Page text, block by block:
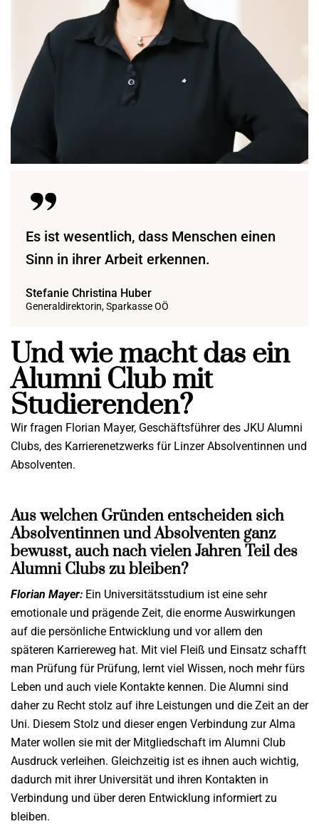
Es ist wesentlich, dass Menschen einen
Sinn in ihrer Arbeit erkennen.
Stefanie Christina Huber
Generaldirektorin, Sparkasse OÖ
Und wie macht das ein
Alumni Club mit
Studierenden?
Wir fragen Florian Mayer, Geschäftsführer des JKU Alumni
Clubs, des Karrierenetzwerks für Linzer Absolventinnen und
Absolventen.
Aus welchen Gründen entscheiden sich
Absolventinnen und Absolventen ganz
bewusst, auch nach vielen Jahren Teil des
Alumni Clubs zu bleiben?
Florian Mayer: Ein Universitätsstudium ist eine sehr
emotionale und prägende Zeit, die enorme Auswirkungen
auf die persönliche Entwicklung und vor allem den
späteren Karriereweg hat. Mit viel Fleiß und Einsatz schafft
man Prüfung für Prüfung, lernt viel Wissen, noch mehr fürs
Leben und auch viele Kontakte kennen. Die Alumni sind
daher zu Recht stolz auf ihre Leistungen und die Zeit an der
Uni. Diesem Stolz und dieser engen Verbindung zur Alma
Mater wollen sie mit der Mitgliedschaft im Alumni Club
Ausdruck verleihen. Gleichzeitig ist es ihnen auch wichtig,
dadurch mit ihrer Universität und ihren Kontakten in
Verbindung und über deren Entwicklung informiert zu
bleiben.